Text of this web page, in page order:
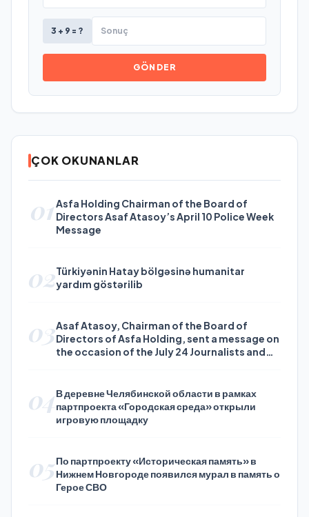
3 + 9 = ?
GÖNDER
ÇOK OKUNANLAR
01Asfa Holding Chairman of the Board of
Directors Asaf Atasoy’s April 10 Police Week
Message
02Türkiyənin Hatay bölgəsinə humanitar
yardım göstərilib
03Asaf Atasoy, Chairman of the Board of
Directors of Asfa Holding, sent a message on
the occasion of the July 24 Journalists and
04В деревне Челябинской области в рамках
партпроекта «Городская среда» открыли
игровую площадку
05По партпроекту «Историческая память» в
Нижнем Новгороде появился мурал в память о
Герое СВО